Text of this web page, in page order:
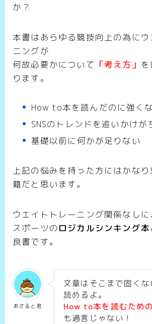
か？
本書はあらゆる競技向上の為に
ニングが
何故必要かについて 「考え方 」
ります。
How to本を読んだのに強く
SNSのトレンドを追いかけが
基礎以前に何かが足りない
上記の悩みを持った方にはかな
籍だと思います。
ウエイトトレーニング関係なしに
スポーツの ロジカルシンキング本
良書です。
あさると君
文章はそこまで固く
読めるよ。
How to本を読むため
も過言じゃない！